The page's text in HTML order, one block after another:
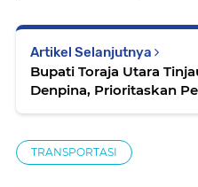
Artikel Selanjutnya
Bupati Toraja Utara
Denpina, Prioritaskan
TRANSPORTASI